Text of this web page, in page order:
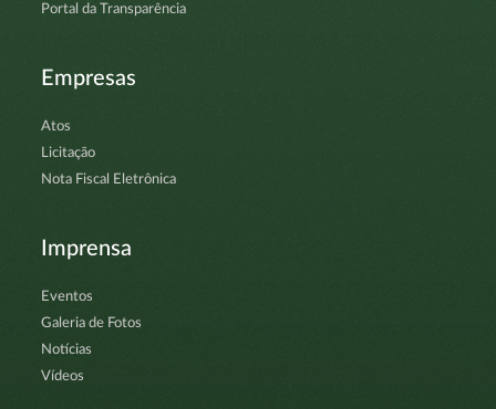
Portal da Transparência
Empresas
Atos
Licitação
Nota Fiscal Eletrônica
Imprensa
Eventos
Galeria de Fotos
Notícias
Vídeos